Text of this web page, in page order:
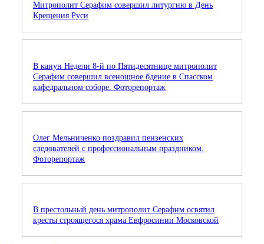
Митрополит Серафим совершил литургию в День
Крещения Руси
В канун Недели 8-й по Пятидесятнице митрополит
Серафим совершил всенощное бдение в Спасском
кафедральном соборе. Фоторепортаж
Олег Мельниченко поздравил пензенских
следователей с профессиональным праздником.
Фоторепортаж
В престольный день митрополит Серафим освятил
кресты строящегося храма Евфросинии Московской